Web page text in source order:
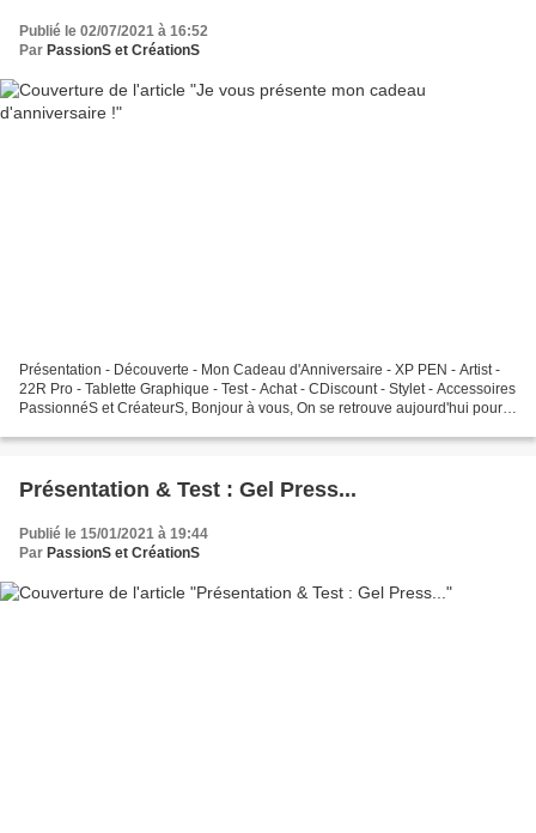
Publié le 02/07/2021 à 16:52
Par PassionS et CréationS
Présentation - Découverte - Mon Cadeau d'Anniversaire - XP PEN - Artist -
22R Pro - Tablette Graphique - Test - Achat - CDiscount - Stylet - Accessoires
PassionnéS et CréateurS, Bonjour à vous, On se retrouve aujourd'hui pour
Présentation & Test : Gel Press...
Publié le 15/01/2021 à 19:44
Par PassionS et CréationS